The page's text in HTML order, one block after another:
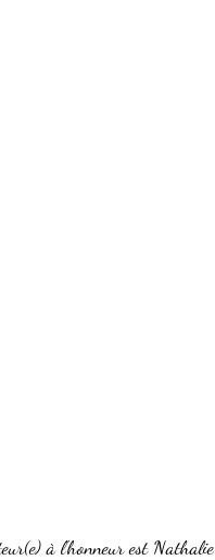
à l'honneur est